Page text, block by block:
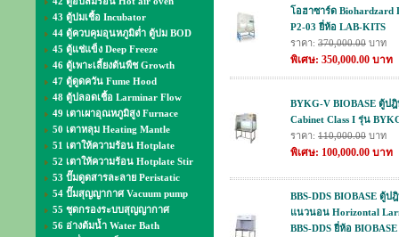
43 ตู้บ่มเชื้อ Incubator
44 ตู้ควบคุมอุนหภูมิต่ำ ตู้บ่ม BOD
45 ตู้แช่แข็ง Deep Freeze
46 ตู้เพาะเลี้ยงต้นพืช Growth
47 ตู้ดูดควัน Fume Hood
48 ตู้ปลอดเชื้อ Larminar Flow
49 เตาเผาอุณหภูมิสูง Furnace
50 เตาหลุม Heating Mantle
51 เตาให้ความร้อน Hotplate
52 เตาให้ความร้อน Hotplate Stir
53 ปั๊มดูดสารละลาย Peristatic
54 ปั๊มสุญญากาศ Vacuum pump
55 ชุดกรองระบบสุญญากาศ
56 อ่างต้มน้ำ Water Bath
โอฮาซาร์ด Biohardzard
P2-03 ยี่ห้อ LAB-KITS
ราคา: 370,000.00 บาท
พิเศษ: 350,000.00 บาท
BYKG-V BIOBASE ตู้ป
Cabinet Class I รุ่น
ราคา: 110,000.00 บาท
พิเศษ: 100,000.00 บาท
BBS-DDS BIOBASE ตู้
แนวนอน Horizontal
BBS-DDS ยี่ห้อ BIOBASE